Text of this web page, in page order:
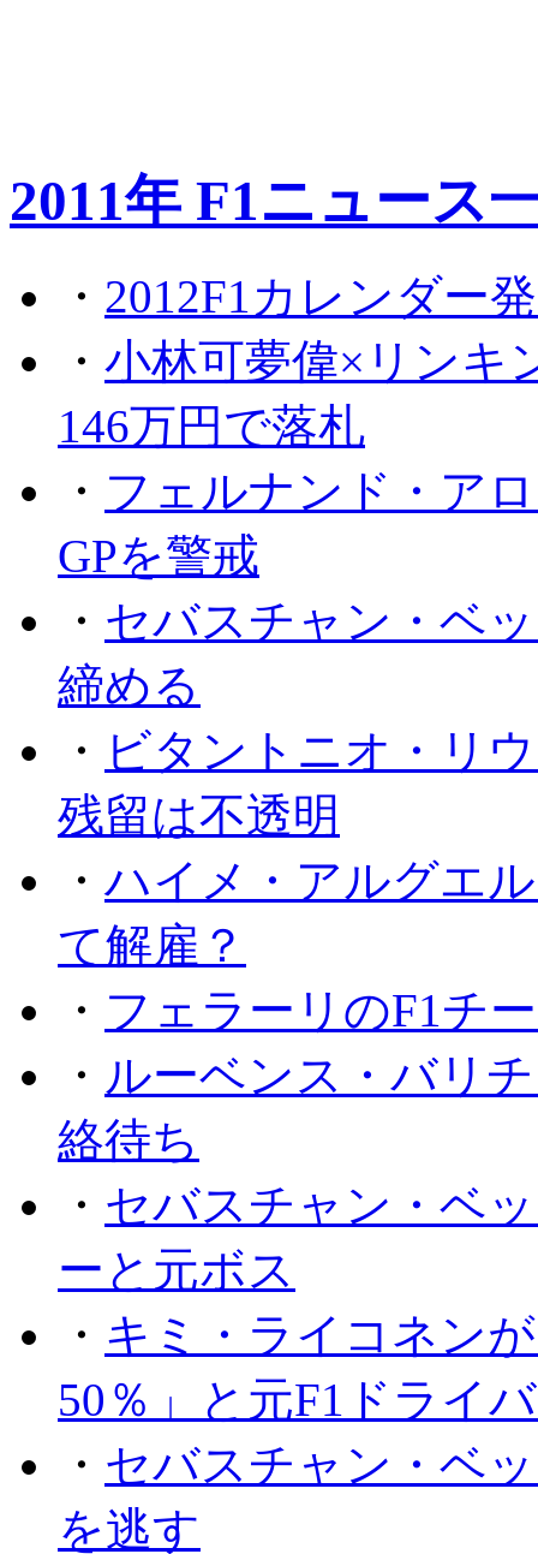
2011年 F1ニュース
・ 2012F1カレンダー
・ 小林可夢偉×リンキ
146万円で落札
・ フェルナンド・ア
GPを警戒
・ セバスチャン・ベ
締める
・ ビタントニオ・リ
残留は不透明
・ハイメ・アルグエ
て解雇？
・ フェラーリのF1チ
・ ルーベンス・バリ
絡待ち
・ セバスチャン・ベ
ーと元ボス
・ キミ・ライコネン
50％」と元F1ドライ
・ セバスチャン・ベ
を逃す